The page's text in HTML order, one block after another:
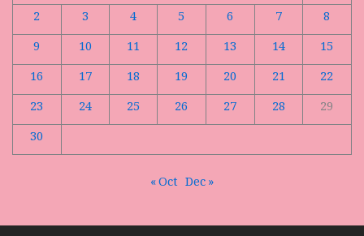
2
3 4 5 6 7
8
9
10 11 12 13 14
15
16
17 18 19 20 21
22
23
24 25 26 27 28
29
30
« Oct Dec »